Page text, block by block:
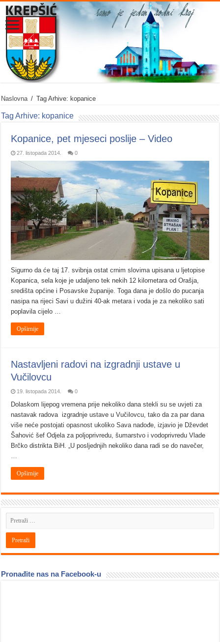
Naslovna / Tag Arhive: kopanice
Tag Arhive: kopanice
Kopanice, pet mjeseci poslije – Video
27. listopada 2014. 0
Sigurno da će taj 17. svibnja ostat crnim slovima upisana u ljetopise
Kopanica, sela koje je udaljeno tek nekih 12 kilometara od Orašja,
središta općine i Posavske županije. Toga dana je došlo do pucanja
nasipa na rijeci Savi u dužini 40-ak metara i voda je za nekoliko sati
poplavila cijelo …
Opširnije
Nastavljeni radovi na izgradnji ustave u
Vučilovcu
19. listopada 2014. 0
Dolaskom lijepog vremena prije nekoliko dana stekli su se uvjeti za
nastavak radova izgradnje ustave u Vučilovcu, tako da za par dana
više neće postojati opasnost ukoliko Sava nadođe, izjavio je Dževdet
Šahović šef Odjela za poljoprivredu, šumarstvo i vodoprivredu Vlade
Brčko distrikta BiH. „U posljednjih nekoliko dana radi se do navečer,
…
Opširnije
Pronađite nas na Facebook-u